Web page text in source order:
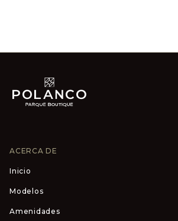
ACERCA DE
Inicio
Modelos
Amenidades